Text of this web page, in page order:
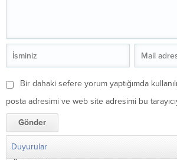
Bir dahaki sefere yorum yaptığımda
posta adresimi ve web site adresimi bu
Duyurular